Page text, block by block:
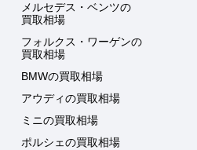
メルセデス・ベンツの
買取相場
フォルクス・ワーゲンの
買取相場
BMWの買取相場
アウディの買取相場
ミニの買取相場
ポルシェの買取相場